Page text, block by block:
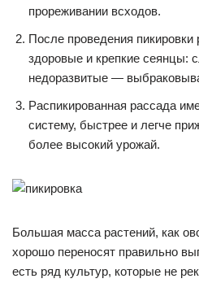
прореживании всходов.
После проведения
здоровые и крепкие сеянцы:
недоразвитые —
Распикированная рассада
систему, быстрее и легче
более высокий урожай.
Большая масса растений, как
хорошо переносят правильно
есть ряд культур, которые не